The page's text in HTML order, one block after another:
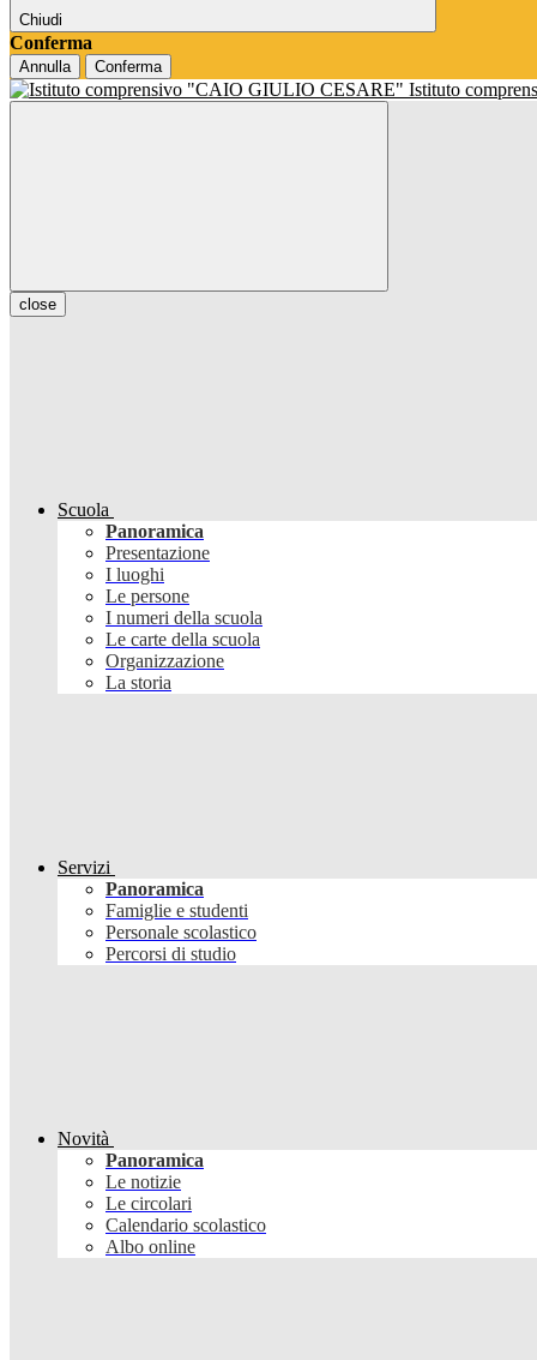
Chiudi
Conferma
Annulla Conferma
Istituto
close
Scuola
Panoramica
Presentazione
I luoghi
Le persone
I numeri della scuola
Le carte della scuola
Organizzazione
La storia
Servizi
Panoramica
Famiglie e studenti
Personale scolastico
Percorsi di studio
Novità
Panoramica
Le notizie
Le circolari
Calendario scolastico
Albo online